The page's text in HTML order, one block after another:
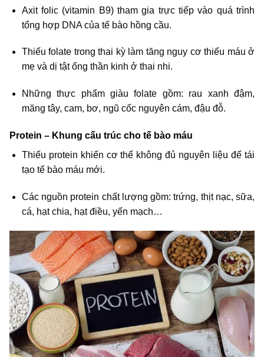
Axit folic (vitamin B9) tham gia trực tiếp vào quá trình
tổng hợp DNA của tế bào hồng cầu.
Thiếu folate trong thai kỳ làm tăng nguy cơ thiếu máu ở
mẹ và dị tật ống thần kinh ở thai nhi.
Những thực phẩm giàu folate gồm: rau xanh đậm,
măng tây, cam, bơ, ngũ cốc nguyên cám, đậu đỗ.
Protein – Khung cấu trúc cho tế bào máu
Thiếu protein khiến cơ thể không đủ nguyên liệu để tái
tạo tế bào máu mới.
Các nguồn protein chất lượng gồm: trứng, thịt nạc, sữa,
cá, hạt chia, hạt điều, yến mạch…